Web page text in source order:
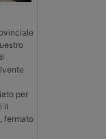
per
il
fermato